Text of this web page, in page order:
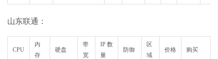
山东联通：
CPU
内
存
硬盘
带
宽
IP数
量
防御
区
域
价格 购买